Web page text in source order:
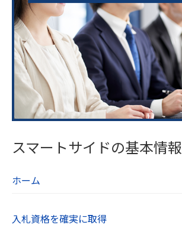
スマートサイドの基本情報
ホーム
入札資格を確実に取得